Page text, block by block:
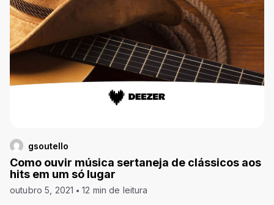
gsoutello
Como ouvir música sertaneja de clássicos aos
hits em um só lugar
outubro 5, 2021 12 min de leitura